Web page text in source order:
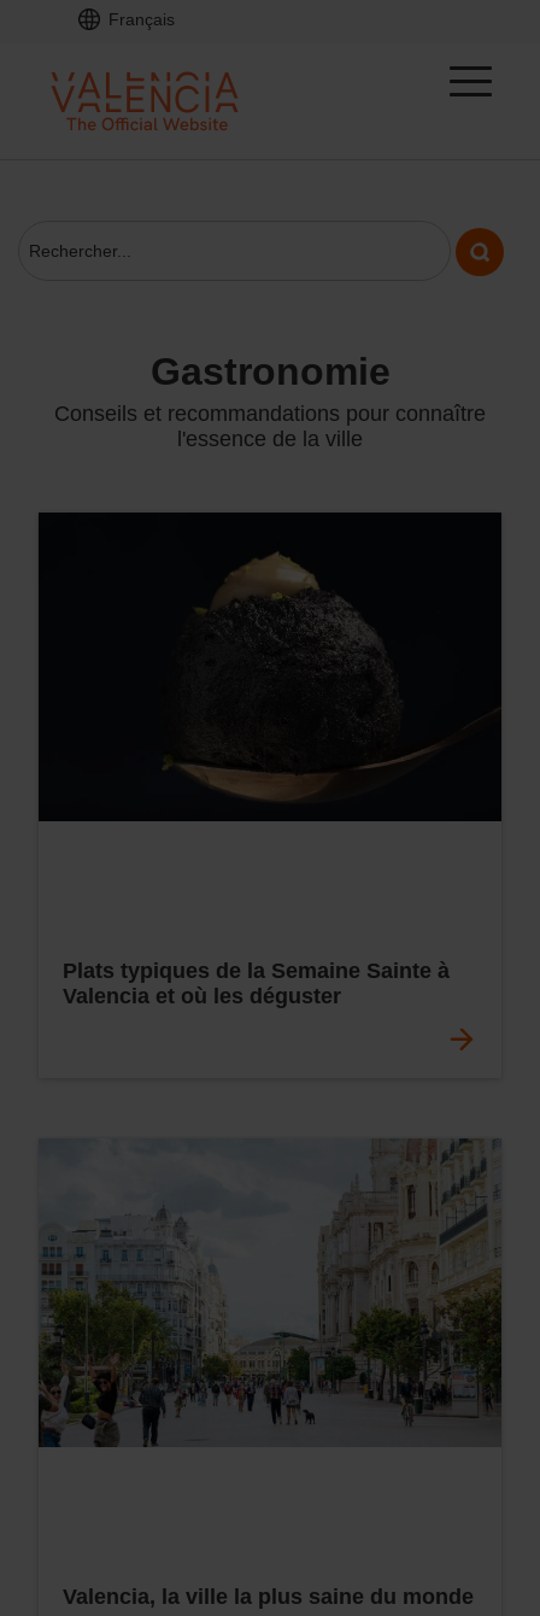
Français
gastronomie
Conseils et recommandations pour connaître
l'essence de la ville
Plats typiques de la Semaine Sainte à
Valencia et où les déguster
Valencia, la ville la plus saine du monde